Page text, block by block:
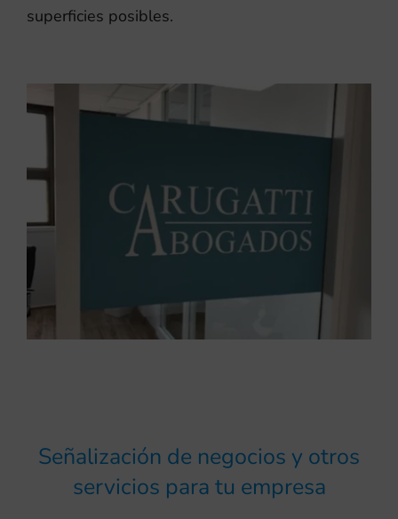
superficies posibles.
Señalización de negocios y otros
servicios para tu empresa